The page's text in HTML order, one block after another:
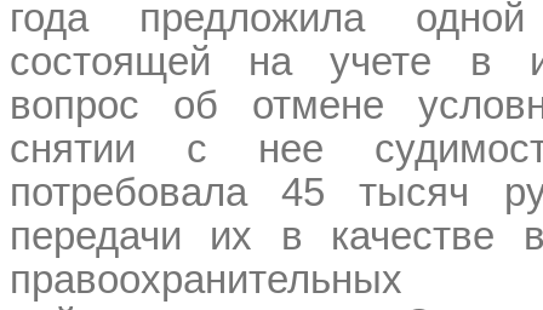
года предложила
состоящей на учете в
вопрос об отмене
снятии с нее
потребовала 45 тысяч
передачи их в качестве